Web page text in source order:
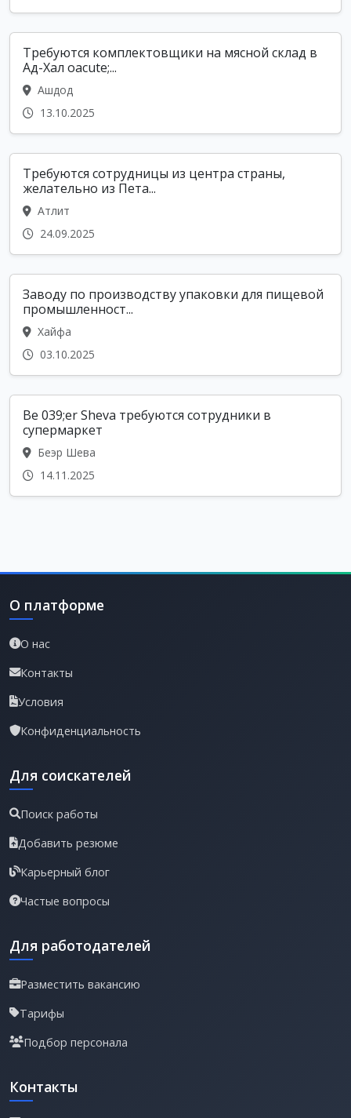
Требуются комплектовщики на мясной склад в
Ад-Хал oacute;...
Ашдод
13.10.2025
Требуются сотрудницы из центра страны,
желательно из Пета...
Атлит
24.09.2025
Заводу по производству упаковки для пищевой
промышленност...
Хайфа
03.10.2025
Be 039;er Sheva требуются сотрудники в
супермаркет
Беэр Шева
14.11.2025
О платформе
О нас
Контакты
Условия
Конфиденциальность
Для соискателей
Поиск работы
Добавить резюме
Карьерный блог
Частые вопросы
Для работодателей
Разместить вакансию
Тарифы
Подбор персонала
Контакты